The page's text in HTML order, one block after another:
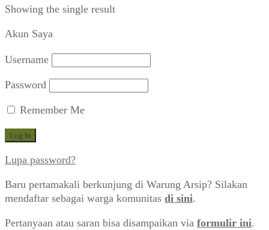
Showing the single result
Akun Saya
Username
Password
Remember Me
Lupa password?
Baru pertamakali berkunjung di Warung Arsip? Silakan
mendaftar sebagai warga komunitas di sini.
Pertanyaan atau saran bisa disampaikan via formulir ini.